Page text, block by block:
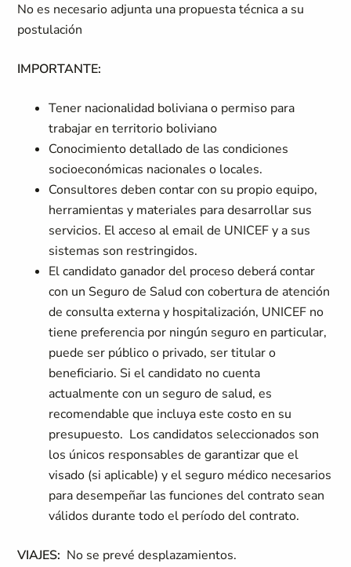
No es necesario adjunta una propuesta técnica a su
postulación
IMPORTANTE:
Tener nacionalidad boliviana o permiso para
trabajar en territorio boliviano
Conocimiento detallado de las condiciones
socioeconómicas nacionales o locales.
Consultores deben contar con su propio equipo,
herramientas y materiales para desarrollar sus
servicios. El acceso al email de UNICEF y a sus
sistemas son restringidos.
El candidato ganador del proceso deberá contar
con un Seguro de Salud con cobertura de atención
de consulta externa y hospitalización, UNICEF no
tiene preferencia por ningún seguro en particular,
puede ser público o privado, ser titular o
beneficiario. Si el candidato no cuenta
actualmente con un seguro de salud, es
recomendable que incluya este costo en su
presupuesto. Los candidatos seleccionados son
los únicos responsables de garantizar que el
visado (si aplicable) y el seguro médico necesarios
para desempeñar las funciones del contrato sean
válidos durante todo el período del contrato.
VIAJES: No se prevé desplazamientos.